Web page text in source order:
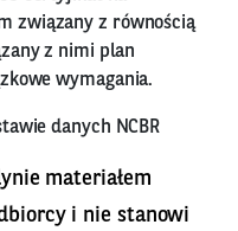
związany z równością
z nimi plan
wymagania.
danych NCBR
materiałem
i nie stanowi